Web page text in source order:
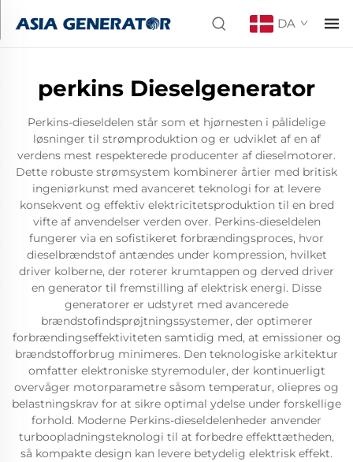
DA
perkins Dieselgenerator
Perkins-dieseldelen står som et hjørnesten i pålidelige
løsninger til strømproduktion og er udviklet af en af
verdens mest respekterede producenter af dieselmotorer.
Dette robuste strømsystem kombinerer årtier med britisk
ingeniørkunst med avanceret teknologi for at levere
konsekvent og effektiv elektricitetsproduktion til en bred
vifte af anvendelser verden over. Perkins-dieseldelen
fungerer via en sofistikeret forbrændingsproces, hvor
dieselbrændstof antændes under kompression, hvilket
driver kolberne, der roterer krumtappen og derved driver
en generator til fremstilling af elektrisk energi. Disse
generatorer er udstyret med avancerede
brændstofindsprøjtningssystemer, der optimerer
forbrændingseffektiviteten samtidig med, at emissioner og
brændstofforbrug minimeres. Den teknologiske arkitektur
omfatter elektroniske styremoduler, der kontinuerligt
overvåger motorparametre såsom temperatur, oliepres og
belastningskrav for at sikre optimal ydelse under forskellige
forhold. Moderne Perkins-dieseldelenheder anvender
turboopladningsteknologi til at forbedre effekttætheden,
så kompakte design kan levere betydelig elektrisk effekt.